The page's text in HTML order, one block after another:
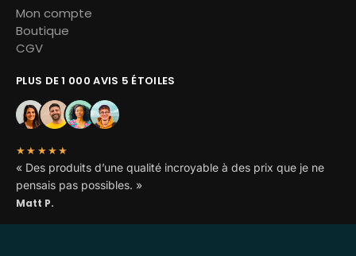
Mon compte
Boutique
CGV
PLUS DE 1 000 AVIS 5 ÉTOILES
★★★★★
« Des produits d’une qualité incroyable à des prix que je ne
pensais pas possibles. »
Matt P.